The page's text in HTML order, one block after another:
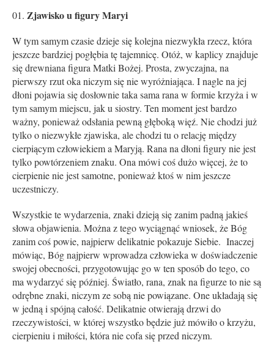
Zjawisko u figury Maryi
W tym samym czasie dzieje się kolejna niezwykła rzecz, która
jeszcze bardziej pogłębia tę tajemnicę. Otóż, w kaplicy znajduje
się drewniana figura Matki Bożej. Prosta, zwyczajna, na
pierwszy rzut oka niczym się nie wyróżniająca. I nagle na jej
dłoni pojawia się dosłownie taka sama rana w formie krzyża i w
tym samym miejscu, jak u siostry. Ten moment jest bardzo
ważny, ponieważ odsłania pewną głęboką więź. Nie chodzi już
tylko o niezwykłe zjawiska, ale chodzi tu o relację między
cierpiącym człowiekiem a Maryją. Rana na dłoni figury nie jest
tylko powtórzeniem znaku. Ona mówi coś dużo więcej, że to
cierpienie nie jest samotne, ponieważ ktoś w nim jeszcze
uczestniczy.
Wszystkie te wydarzenia, znaki dzieją się zanim padną jakieś
słowa objawienia. Można z tego wyciągnąć wniosek, że Bóg
zanim coś powie, najpierw delikatnie pokazuje Siebie. Inaczej
mówiąc, Bóg najpierw wprowadza człowieka w doświadczenie
swojej obecności, przygotowując go w ten sposób do tego, co
ma wydarzyć się później. Światło, rana, znak na figurze to nie są
odrębne znaki, niczym ze sobą nie powiązane. One układają się
w jedną i spójną całość. Delikatnie otwierają drzwi do
rzeczywistości, w której wszystko będzie już mówiło o krzyżu,
cierpieniu i miłości, która nie cofa się przed niczym.